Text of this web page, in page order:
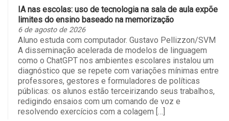
IA nas escolas: uso de tecnologia na sala de aula expõe
limites do ensino baseado na memorização
6 de agosto de 2026
Aluno estuda com computador. Gustavo Pellizzon/SVM
A disseminação acelerada de modelos de linguagem
como o ChatGPT nos ambientes escolares instalou um
diagnóstico que se repete com variações mínimas entre
professores, gestores e formuladores de políticas
públicas: os alunos estão terceirizando seus trabalhos,
redigindo ensaios com um comando de voz e
resolvendo exercícios com a colagem […]